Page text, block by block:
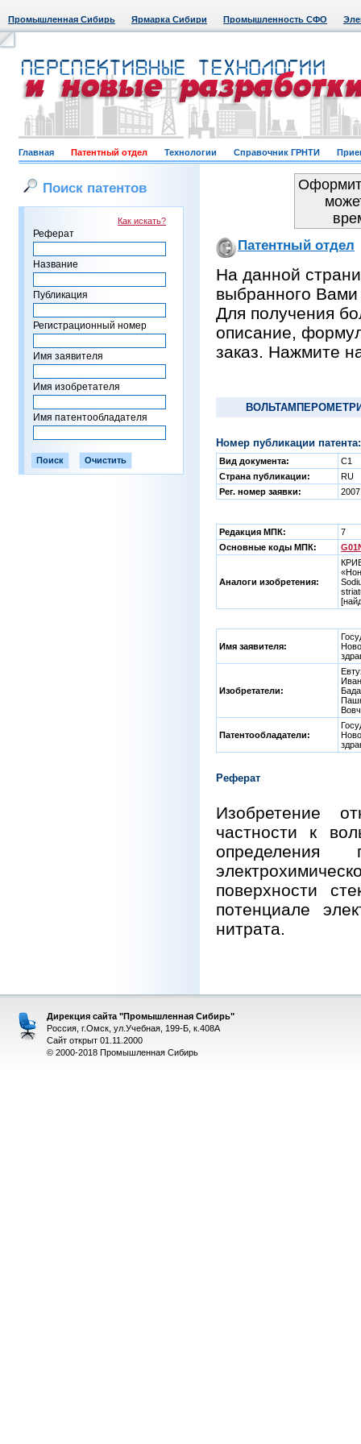
Промышленная Сибирь Ярмарка Сибири Промышленность СФО
Главная Патентный отдел Технологии Справочник ГРНТИ
Поиск патентов
Как искать?
Реферат
Название
Публикация
Регистрационный номер
Имя заявителя
Имя изобретателя
Имя патентообладателя
Патентный отдел
На данной
выбранного Вами
Для получения
описание,
заказ. Нажмите
Номер публикации
Вид документа:
C1
Страна публикации:
RU
Рег. номер заявки:
Редакция МПК:
7
Основные коды МПК:
Аналоги изобретения:
Имя заявителя:
Изобретатели:
Патентообладатели:
Реферат
Изобретение
частности к
определения
поверхности
потенциале
нитрата.
Дирекция сайта "Промышленная Сибирь"
Россия, г.Омск, ул.Учебная, 199-Б, к.408А
Сайт открыт 01.11.2000
© 2000-2018 Промышленная Сибирь